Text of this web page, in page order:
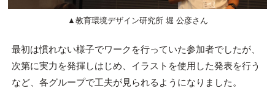
▲教育環境デザイン研究所 堀 公彦さん
最初は慣れない様子でワークを行っていた参加者でしたが、
次第に実力を発揮しはじめ、イラストを使用した発表を行う
など、各グループで工夫が見られるようになりました。